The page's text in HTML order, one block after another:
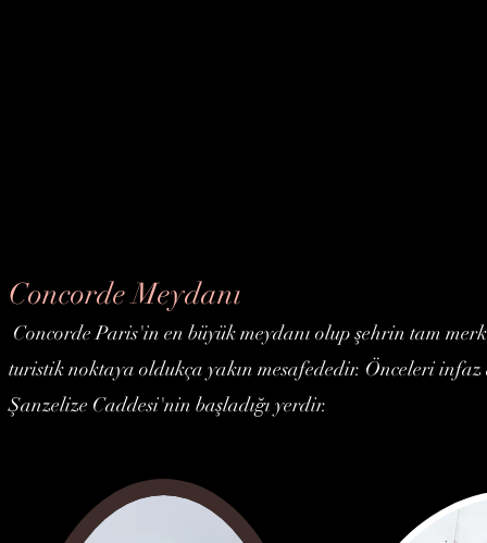
Concorde Meydanı
Concorde Paris'in en büyük meydanı olup şehrin tam
turistik noktaya oldukça yakın mesafededir. Önceleri
Şanzelize Caddesi'nin başladığı yerdir.